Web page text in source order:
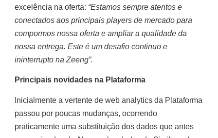
excelência na oferta: “Estamos sempre atentos e
conectados aos principais players de mercado para
compormos nossa oferta e ampliar a qualidade da
nossa entrega. Este é um desafio continuo e
ininterrupto na Zeeng”.
Principais novidades na Plataforma
Inicialmente a vertente de web analytics da Plataforma
passou por poucas mudanças, ocorrendo
praticamente uma substituição dos dados que antes